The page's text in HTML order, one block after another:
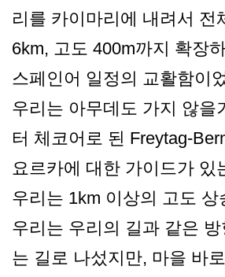
리를 카이마리에 내려서 전
6km, 고도 400m까지 확장
스페인어 일정의 교활함이
우리는 아무데도 가지 않을
터 체코어로 된 Freytag-
요르카에 대한 가이드가 있
우리는 1km 이상의 고도 상
우리는 우리의 길과 같은 방
는 길로 나섰지만, 마을 바